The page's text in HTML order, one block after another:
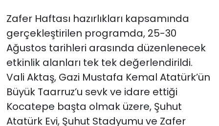
Zafer Haftası hazırlıkları kapsamında
gerçekleştirilen programda, 25-30
Ağustos tarihleri arasında düzenlenecek
etkinlik alanları tek tek değerlendirildi.
Vali Aktaş, Gazi Mustafa Kemal Atatürk’ün
Büyük Taarruz’u sevk ve idare ettiği
Kocatepe başta olmak üzere, Şuhut
Atatürk Evi, Şuhut Stadyumu ve Zafer